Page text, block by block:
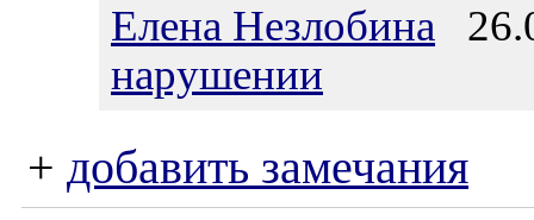
Елена Незлобина
нарушении
+ добавить замечания